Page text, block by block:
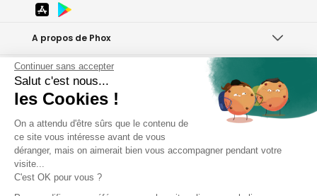
A propos de Phox
Services et garanties
Mon compte
Aide et contact
Continuer sans accepter
Salut c'est nous...
les Cookies !
On a attendu d'être sûrs que le contenu de
ce site vous intéresse avant de vous
déranger, mais on aimerait bien vous accompagner pendant votre
visite...
C'est OK pour vous ?